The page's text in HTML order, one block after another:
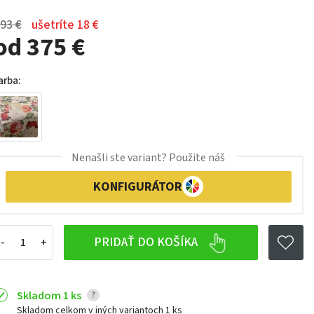
€ ušetríte 18 €
375 €
PRIDAŤ DO KOŠÍKA
Nenašli ste variant? Použite náš
KONFIGURÁTOR
Skladom 1 ks ?
Skladom celkom v iných variantoch 1 ks